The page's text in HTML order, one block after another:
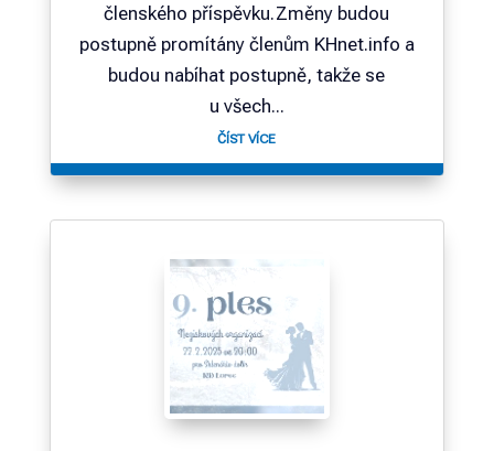
členského příspěvku.Změny budou
postupně promítány členům KHnet.info a
budou nabíhat postupně, takže se
u všech...
ČÍST VÍCE